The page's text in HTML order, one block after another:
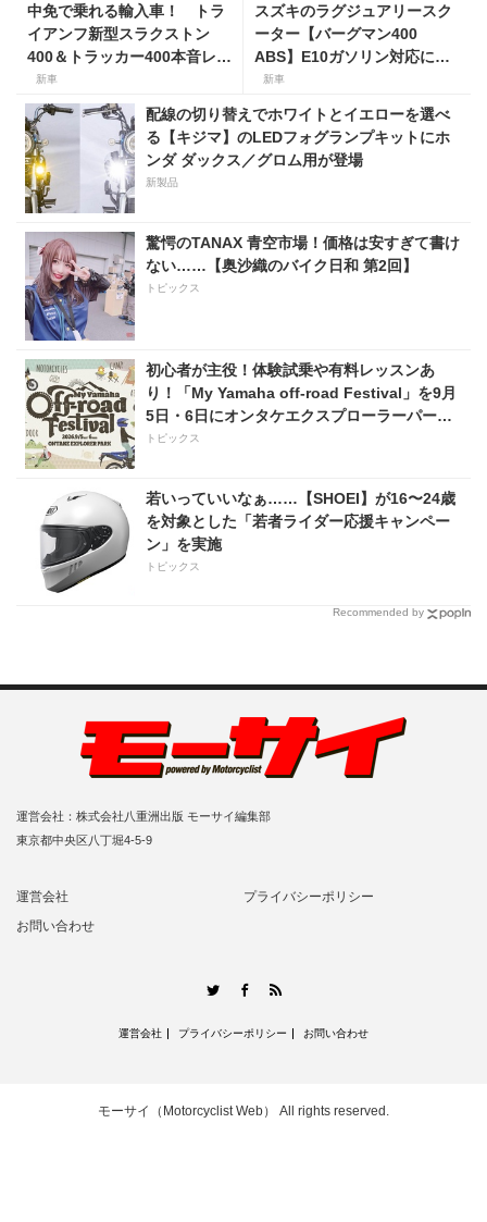
中免で乗れる輸入車！ トラ
イアンフ新型スラクストン
400＆トラッカー400本音レビ
ュー【身長154cmの足着き
は？】
新車
スズキのラグジュアリースク
ーター【バーグマン400
ABS】E10ガソリン対応に仕
様変更して発売。価格は据え
新車
配線の切り替えでホワイトとイエローを選べ
る【キジマ】のLEDフォグランプキットにホ
ンダ ダックス／グロム用が登場
新製品
驚愕のTANAX 青空市場！価格は安すぎて書け
ない……【奥沙織のバイク日和 第2回】
トピックス
初心者が主役！体験試乗や有料レッスンあ
り！「My Yamaha off-road Festival」を9月
5日・6日にオンタケエクスプローラーパーク
で実施！
トピックス
若いっていいなぁ……【SHOEI】が16〜24歳
を対象とした「若者ライダー応援キャンペー
ン」を実施
トピックス
Recommended by
運営会社：株式会社八重洲出版 モーサイ編集部
東京都中央区八丁堀4-5-9
運営会社
プライバシーポリシー
お問い合わせ
TwitterFacebook
運営会社 プライバシーポリシー お問い合わせ
モーサイ（Motorcyclist Web） All rights reserved.